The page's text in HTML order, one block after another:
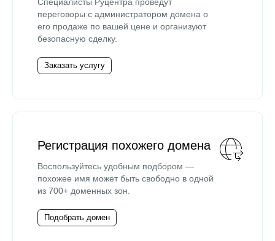
переговоры с администратором домена о
его продаже по вашей цене и организуют
безопасную сделку.
Заказать услугу
Регистрация похожего домена
Воспользуйтесь удобным подбором —
похожее имя может быть свободно в одной
из 700+ доменных зон.
Подобрать домен